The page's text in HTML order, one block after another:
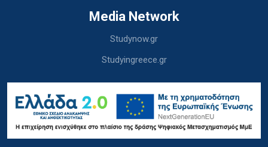
Media Network
Studynow.gr
Studyingreece.gr